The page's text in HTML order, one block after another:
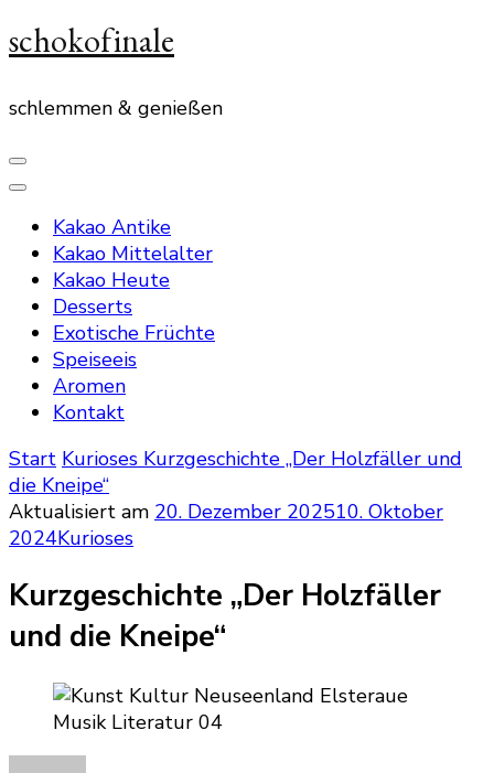
schokofinale
schlemmen & genießen
Kakao Antike
Kakao Mittelalter
Kakao Heute
Desserts
Exotische Früchte
Speiseeis
Aromen
Kontakt
Start Kurioses Kurzgeschichte „Der Holzfäller und
die Kneipe“
Aktualisiert am 20. Dezember 202510. Oktober
2024Kurioses
Kurzgeschichte „Der Holzfäller
und die Kneipe“